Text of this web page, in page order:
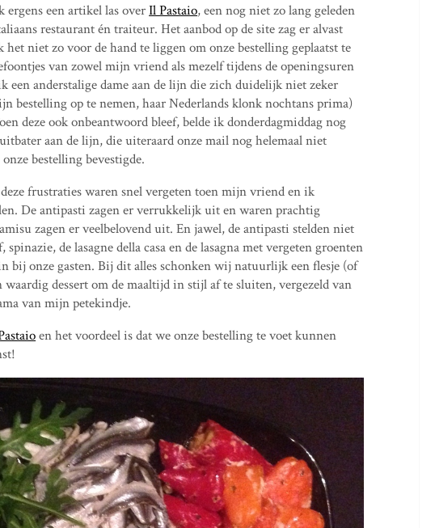
ergens een artikel las overIl Pastaio, een nog niet zo lang geleden
restaurant én traiteur. Het aanbod op de site zag er alvast
niet zo voor de hand te liggen om onze bestelling geplaatst te
van zowel mijn vriend als mezelf tijdens de openingsuren
een anderstalige dame aan de lijn die zich duidelijk niet zeker
bestelling op te nemen, haar Nederlands klonk nochtans prima)
deze ook onbeantwoord bleef, belde ik donderdagmiddag nog
aan de lijn, die uiteraard onze mail nog helemaal niet
bestelling bevestigde.
frustraties waren snel vergeten toen mijn vriend en ik
De antipasti zagen er verrukkelijk uit en waren prachtig
zagen er veelbelovend uit. En jawel, de antipasti stelden niet
de lasagne della casa en de lasagna met vergeten groenten
bij onze gasten. Bij dit alles schonken wij natuurlijk een flesje (of
dessert om de maaltijd in stijl af te sluiten, vergezeld van
van mijn petekindje.
en het voordeel is dat we onze bestelling te voet kunnen